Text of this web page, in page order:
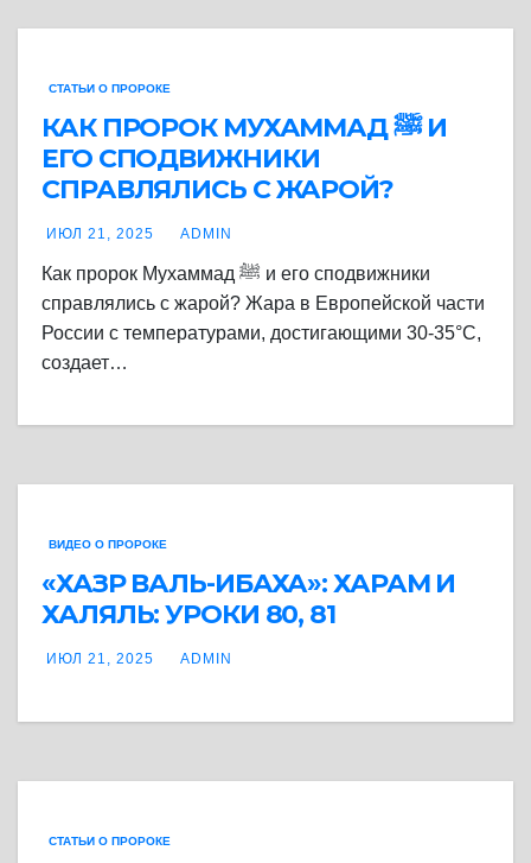
СТАТЬИ О ПРОРОКЕ
КАК ПРОРОК МУХАММАД ﷺ И
ЕГО СПОДВИЖНИКИ
СПРАВЛЯЛИСЬ С ЖАРОЙ?
ИЮЛ 21, 2025 ADMIN
Как пророк Мухаммад ﷺ и его сподвижники
справлялись с жарой? Жара в Европейской части
России с температурами, достигающими 30-35°C,
создает…
ВИДЕО О ПРОРОКЕ
«ХАЗР ВАЛЬ-ИБАХА»: ХАРАМ И
ХАЛЯЛЬ: УРОКИ 80, 81
ИЮЛ 21, 2025 ADMIN
СТАТЬИ О ПРОРОКЕ